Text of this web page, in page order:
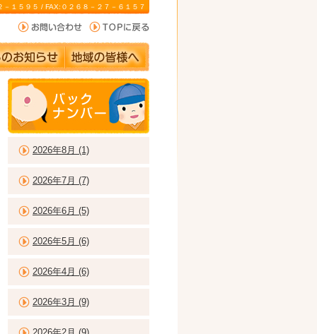
１５９５ / FAX:０２６８－２７－６１５７
2026年8月 (1)
2026年7月 (7)
2026年6月 (5)
2026年5月 (6)
2026年4月 (6)
2026年3月 (9)